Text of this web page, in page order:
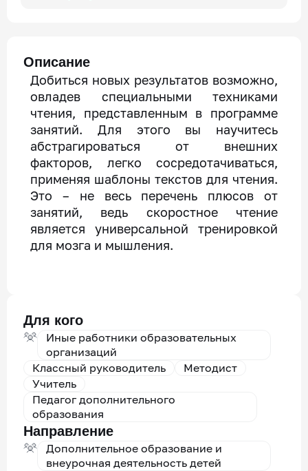
Описание
Добиться новых результатов возможно,
овладев специальными техниками
чтения, представленным в программе
занятий. Для этого вы научитесь
абстрагироваться от внешних
факторов, легко сосредотачиваться,
применяя шаблоны текстов для чтения.
Это – не весь перечень плюсов от
занятий, ведь скоростное чтение
является универсальной тренировкой
для мозга и мышления.
Для кого
Иные работники образовательных
организаций
Классный руководитель
Методист
Учитель
Педагог дополнительного
образования
Направление
Дополнительное образование и
внеурочная деятельность детей